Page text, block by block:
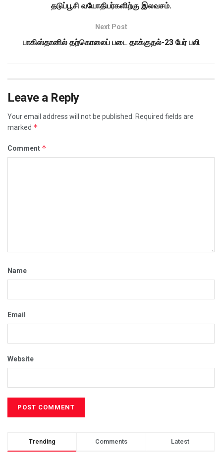
தடுப்பூசி வயோதிபர்களிற்கு இலவசம்.
Next Post
பாகிஸ்தானில் தற்கொலைப் படை தாக்குதல்-23 பேர் பலி
Leave a Reply
Your email address will not be published.
Required fields are
marked *
Comment *
Name
Email
Website
Trending Comments Latest